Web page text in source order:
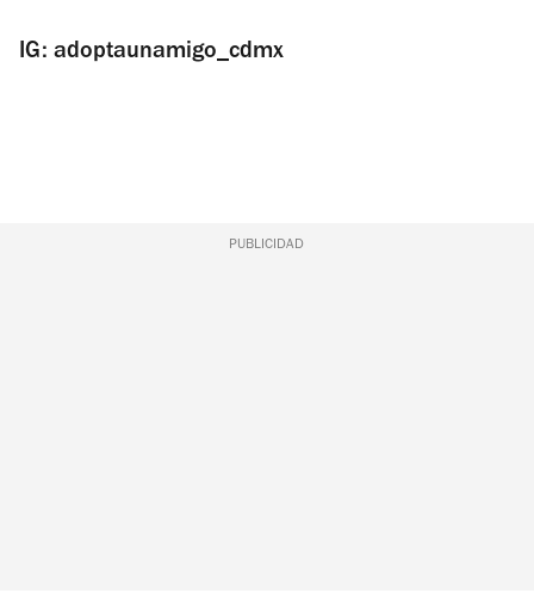
IG: adoptaunamigo_cdmx
PUBLICIDAD